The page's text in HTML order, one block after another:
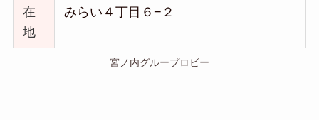
在
地
みらい４丁目６−２
宮ノ内グループロビー